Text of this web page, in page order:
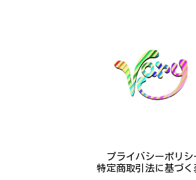
き、誠にありがとうござい
様にご満足いただけたこと
思っております。これから
作品をお届けできるよう努
プライバシーポリシ
特定商取引法に基づく